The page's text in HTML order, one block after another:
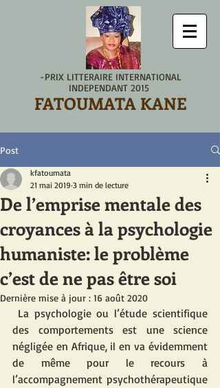
-PRIX LITTERAIRE INTERNATIONAL
INDEPENDANT 2015
FATOUMATA KANE
Post
De l’emprise mentale des
croyances à la psychologie
humaniste: le problème
c’est de ne pas être soi
kfatoumata
21 mai 2019 3 min de lecture
Dernière mise à jour : 16 août 2020
des comportements est une science
négligée en Afrique, il en va évidemment
de même pour le recours à
l’accompagnement psychothérapeutique